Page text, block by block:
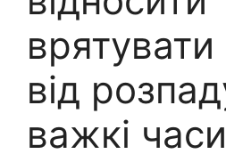
від
важкі часи